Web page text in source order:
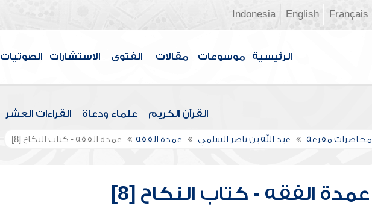
Français
English
Indonesia
الرئيسية موسوعات مقالات الفتوى الاستشارات الصوتيات
القرآن الكريم علماء ودعاة القراءات العشر
محاضرات مفرغة عبد الله بن ناصر السلمي عمدة الفقه عمدة الفقه - كتاب النكاح [8]
عمدة الفقه - كتاب النكاح [8]